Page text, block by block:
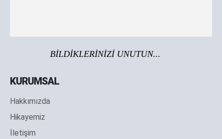
BİLDİKLERİNİZİ UNUTUN...
KURUMSAL
Hakkımızda
Hikayemiz
İletişim